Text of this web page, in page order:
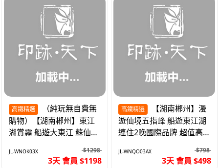
高鐵精選
購物）【湖南郴州】東江
湖賞霧 船遊大東江 蘇仙嶺
JL-WNOK03X $1298
3天 會員 $1198
高鐵精選
遊仙境五指峰 船遊東江湖
連住2晚國際品牌 超值高
JL-WNQO03AX $798
3天 會員 $498